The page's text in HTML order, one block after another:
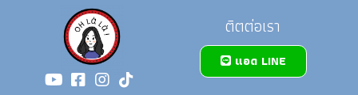
ติตต่อเรา
แอด LINE